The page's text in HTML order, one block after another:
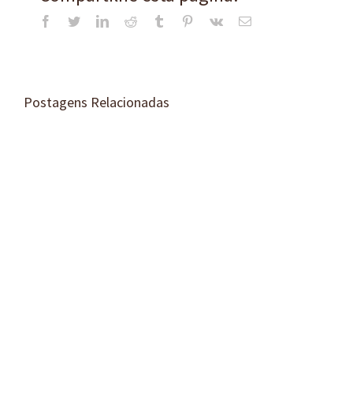
Facebook
TwitterLinkedInReddit Tumblr Pinterest
Vk
E-
Postagens Relacionadas